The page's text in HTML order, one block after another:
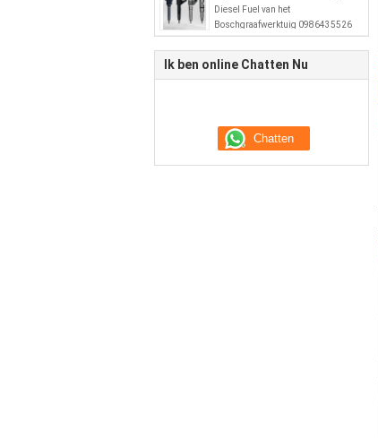
Diesel Fuel van het
Boschgraafwerktuig 0986435526
51101006064
Ik ben online Chatten Nu